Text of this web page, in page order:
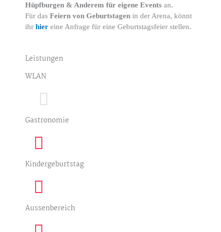
Hüpfburgen & Anderem für eigene Eventsan.
Für dasFeiern von Geburtstagen in der Arena, könnt
ihrhier eine Anfrage für eine Geburtstagsfeier stellen.
Leistungen
WLAN
Gastronomie
Kindergeburtstag
Aussenbereich